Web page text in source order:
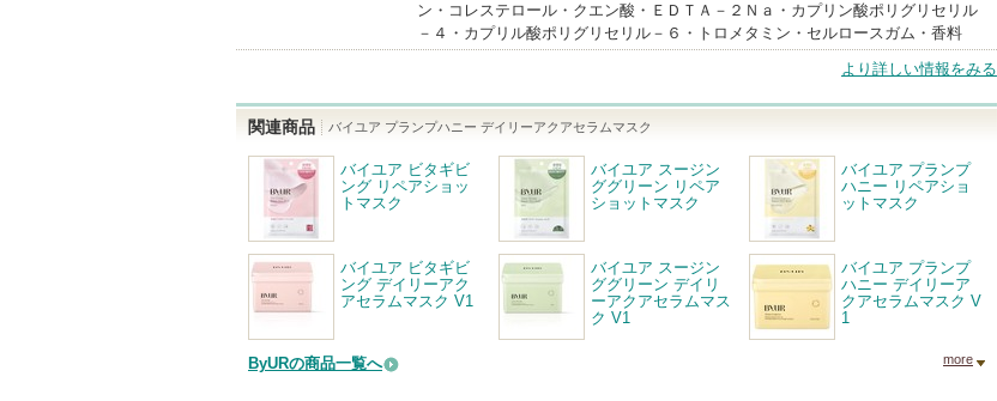
ン・コレステロール・クエン酸・ＥＤＴＡ－２Ｎａ・カプリン酸ポリグリセリル
－４・カプリル酸ポリグリセリル－６・トロメタミン・セルロースガム・香料
より詳しい情報をみる
関連商品 バイユア プランプハニー デイリーアクアセラムマスク
バイユア ビタギビ
ング リペアショッ
トマスク
バイユア スージン
ググリーン リペア
ショットマスク
バイユア プランプ
ハニー リペアショ
ットマスク
バイユア ビタギビ
ング デイリーアク
アセラムマスク V1
バイユア スージン
ググリーン デイリ
ーアクアセラムマス
ク V1
バイユア プランプ
ハニー デイリーア
クアセラムマスク V
1
ByURの商品一覧へ more